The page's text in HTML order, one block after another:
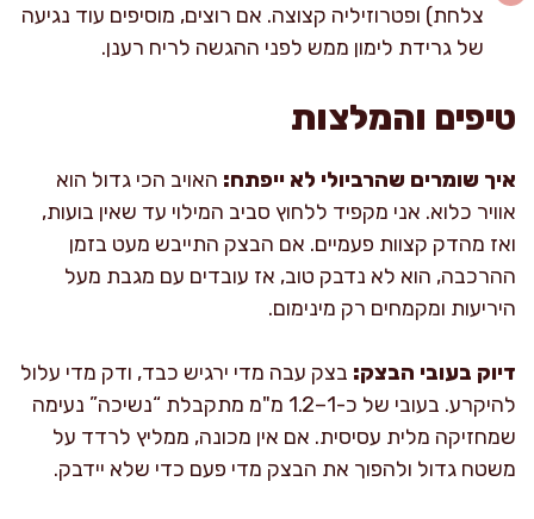
צלחת) ופטרוזיליה קצוצה. אם רוצים, מוסיפים עוד נגיעה
של גרידת לימון ממש לפני ההגשה לריח רענן.
טיפים והמלצות
איך שומרים שהרביולי לא ייפתח: האויב הכי גדול הוא
אוויר כלוא. אני מקפיד ללחוץ סביב המילוי עד שאין בועות,
ואז מהדק קצוות פעמיים. אם הבצק התייבש מעט בזמן
ההרכבה, הוא לא נדבק טוב, אז עובדים עם מגבת מעל
היריעות ומקמחים רק מינימום.
דיוק בעובי הבצק: בצק עבה מדי ירגיש כבד, ודק מדי עלול
להיקרע. בעובי של כ-1–1.2 מ"מ מתקבלת “נשיכה” נעימה
שמחזיקה מלית עסיסית. אם אין מכונה, ממליץ לרדד על
משטח גדול ולהפוך את הבצק מדי פעם כדי שלא יידבק.